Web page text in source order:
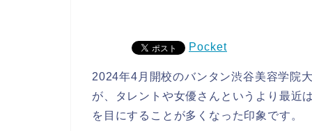
Pocket
2024年4月開校のバンタン渋谷美容学院
が、タレントや女優さんというより最近
を目にすることが多くなった印象です。